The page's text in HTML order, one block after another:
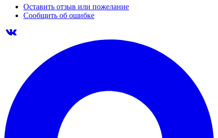
Оставить отзыв или пожелание
Сообщить об ошибке